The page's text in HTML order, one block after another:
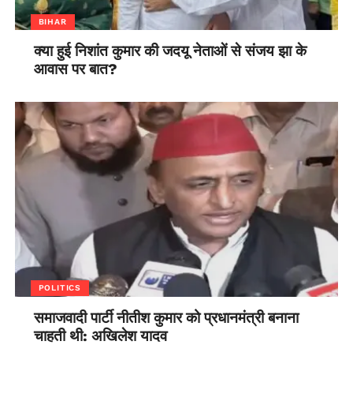
BIHAR
क्या हुई निशांत कुमार की जदयू नेताओं से संजय झा के
आवास पर बात?
POLITICS
समाजवादी पार्टी नीतीश कुमार को प्रधानमंत्री बनाना
चाहती थी: अखिलेश यादव